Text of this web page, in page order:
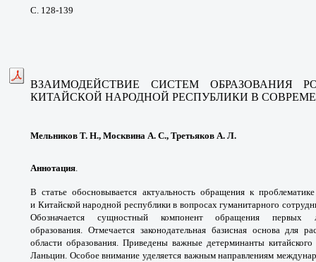
С. 128-139
ВЗАИМОДЕЙСТВИЕ СИСТЕМ ОБРАЗОВАНИЯ
КИТАЙСКОЙ НАРОДНОЙ РЕСПУБЛИКИ В
Мельников Т. Н., Москвина А. С., Третьяков А. Л.
Аннотация.
В статье обосновывается актуальность обращения к
и Китайской народной республики в вопросахгуманитарного
Обозначается сущностный компонент обращения первых
образования. Отмечается законодательная базисная основадля
области образования. Приведены важные детерминанты
Ланьцин. Особоевнимание уделяется важным направлениям